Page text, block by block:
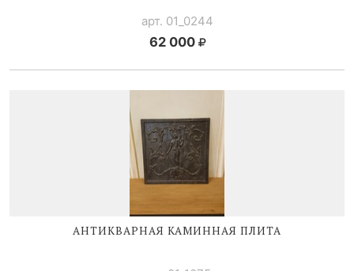
арт. 01_0244
62 000
АНТИКВАРНАЯ КАМИННАЯ ПЛИТА